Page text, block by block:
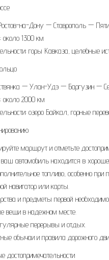
на-Дону — Ставрополь —
около 1300 км
горы Кавказа, целебные
— Улан-Удэ — Баргузин —
около 2000 км
озеро Байкал, горные
маршрут и отметьте
автомобиль находится в
топливо, особенно
навигатор или карты.
и предметы первой
вещи в надежном месте.
перерывы и отдых.
обычаи и правила дорожного
достопримечательности